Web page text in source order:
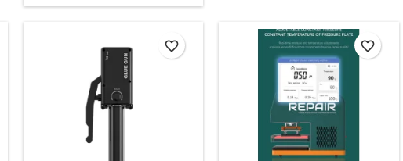
favorite_border favorite_border